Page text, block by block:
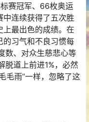
赛冠军、66枚奥运
中连续获得了五次胜
最出色的成绩。在
的习气和不良习惯每
数、对众生慈悲心等
脱道上前进1%，必然
毛雨”一样，忽略了这